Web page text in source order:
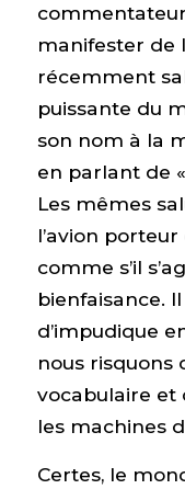
manifester de
récemment
puissante du
son nom à la
en parlant de
Les mêmes
l’avion
comme s’il
bienfaisance.
d’impudique
nous risquons
vocabulaire et
les machines
Certes, le